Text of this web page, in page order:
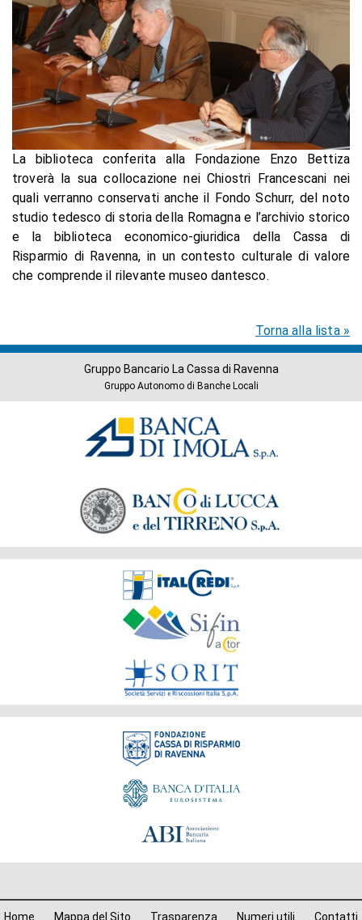
La biblioteca conferita alla Fondazione Enzo Bettiza
troverà la sua collocazione nei Chiostri Francescani nei
quali verranno conservati anche il Fondo Schurr, del noto
studio tedesco di storia della Romagna e l’archivio storico
e la biblioteca economico-giuridica della Cassa di
Risparmio di Ravenna, in un contesto culturale di valore
che comprende il rilevante museo dantesco.
Torna alla lista »
Gruppo Bancario La Cassa di Ravenna
Gruppo Autonomo di Banche Locali
Fondazione
Home Mappa del Sito Trasparenza Numeri utili Contatti